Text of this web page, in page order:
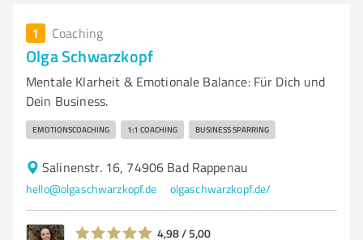
1 Coaching
Olga Schwarzkopf
Mentale Klarheit & Emotionale Balance: Für Dich und
Dein Business.
EMOTIONSCOACHING 1:1 COACHING BUSINESS SPARRING
Salinenstr. 16, 74906 Bad Rappenau
hello@olgaschwarzkopf.de olgaschwarzkopf.de/
4,98 / 5,00